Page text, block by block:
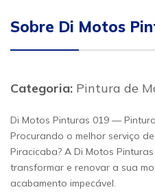
Sobre Di Motos
Categoria: Pintura de
Di Motos Pinturas 019 —
Procurando o melhor serviço
Piracicaba? A Di Motos
transformar e renovar a sua
acabamento impecável.